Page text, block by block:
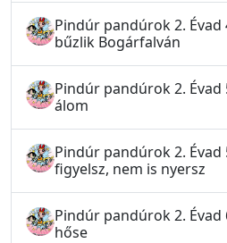
Pindúr pandúrok 2. Évad
bűzlik Bogárfalván
Pindúr pandúrok 2. Évad
álom
Pindúr pandúrok 2. Évad
figyelsz, nem is nyersz
Pindúr pandúrok 2. Évad
hőse